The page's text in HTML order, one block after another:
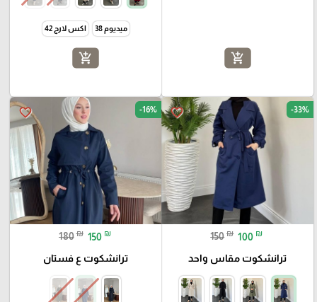
add_shopping_cart
ميديوم 38 اكس لارج 42
add_shopping_cart
favorite_border -33%
150 ₪ 100 ₪
ترانشكوت مقاس واحد
favorite_border -16%
180 ₪ 150 ₪
ترانشكوت ع فستان